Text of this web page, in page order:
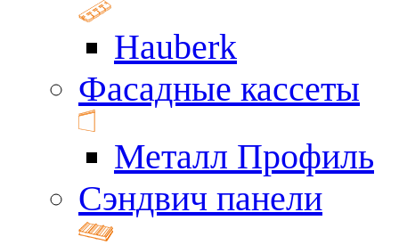
Hauberk
Фасадные кассеты
Металл Профиль
Сэндвич панели